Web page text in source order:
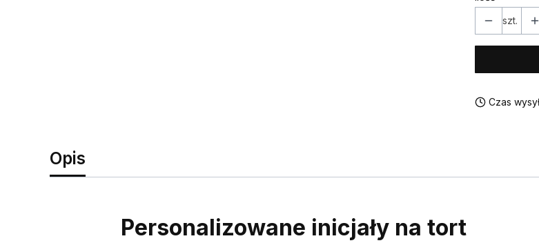
szt.
Czas
Opis
Personalizowane inicjały na tort